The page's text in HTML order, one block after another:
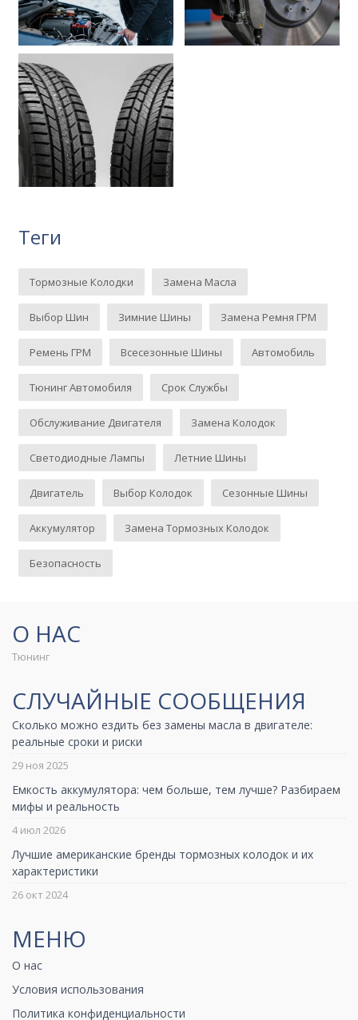
Теги
Тормозные Колодки Замена Масла
Выбор Шин Зимние Шины Замена Ремня ГРМ
Ремень ГРМ Всесезонные Шины Автомобиль
Тюнинг Автомобиля Срок Службы
Обслуживание Двигателя Замена Колодок
Светодиодные Лампы Летние Шины
Двигатель Выбор Колодок Сезонные Шины
Аккумулятор Замена Тормозных Колодок
Безопасность
О НАС
Тюнинг
СЛУЧАЙНЫЕ СООБЩЕНИЯ
Сколько можно ездить без замены масла в двигателе:
реальные сроки и риски
29 ноя 2025
Емкость аккумулятора: чем больше, тем лучше? Разбираем
мифы и реальность
4 июл 2026
Лучшие американские бренды тормозных колодок и их
характеристики
26 окт 2024
МЕНЮ
О нас
Условия использования
Политика конфиденциальности